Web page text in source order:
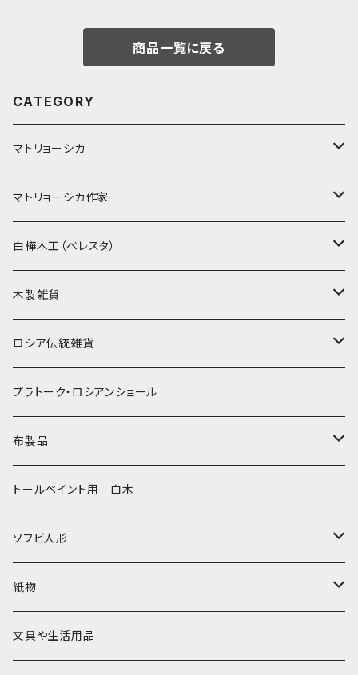
商品一覧に戻る
CATEGORY
マトリョーシカ
ノン入れ子マトリョーシカ
イコンモチーフ
クリスマス
ノリンスクの子達
動物マトリョーシカ
セミョーノフの子達
その他のマトショーシカ
キーロフの子達
マトリョーシカ作家
イリーナ・ヴァトゥルーシキナ
タマラ・コリエワ
ナジェジダ・イワンツォワ
リュボーフィ・ブズイキナ
タチアナ ドゥビニッチ
エレナ・イワンツォワ
バローニナ・マリヤ
ヴィクトル・ニキーチン
その他
白樺木工（ベレスタ）
型押しの箱
キャニスター
白樺編み
トレイ・平皿
白樺靴
白樺その他
木製雑貨
ニードルケース・お針刺し
ベル・起きあがりこぼし
オルゴール
キッチン
イースターエッグ
小物入れ・ボトルケース
置物
ロシア伝統雑貨
ホフロマ
アルハンゲリスク
ゴロジェッツ
ジョストボ
グジェリ
プラトーク・ロシアンショール
布製品
キッチンクロス
ソビエトデザイン 昔の布
切り売り布・リボン
その他
トールペイント用 白木
ソフビ人形
現代物
ソビエト時代モノ等
紙物
本類
文具や生活用品